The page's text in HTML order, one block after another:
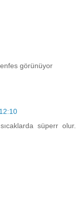
enfes görünüyor
süperr olur.